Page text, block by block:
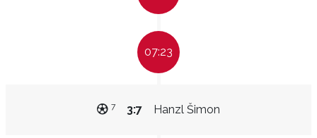
07:23
Hanzl Šimon
3:7
7